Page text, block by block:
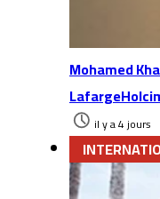
Mohamed
il y a 4 jours